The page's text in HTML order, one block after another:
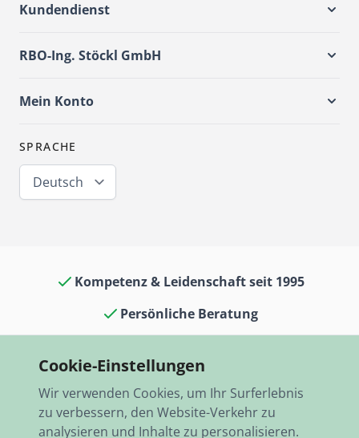
Kundendienst
RBO-Ing. Stöckl GmbH
Mein Konto
SPRACHE
Deutsch
Kompetenz & Leidenschaft seit 1995
Persönliche Beratung
13.000 Artikel auf Lager
Schneller Versand, weltweit
Cookie-Einstellungen
Wir verwenden Cookies, um Ihr Surferlebnis
zu verbessern, den Website-Verkehr zu
analysieren und Inhalte zu personalisieren.